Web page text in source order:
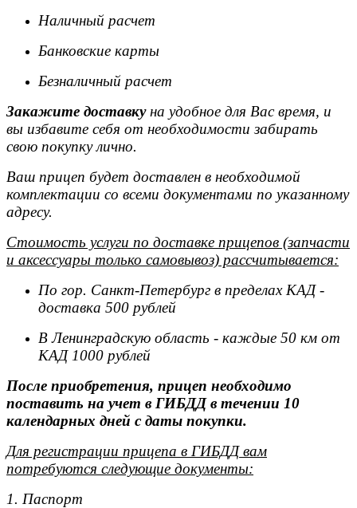
Наличный расчет
Банковские карты
Безналичный расчет
Закажите доставкуна удобное для Вас время, и
вы избавите себя от необходимости забирать
свою покупку лично.
Ваш прицеп будет доставлен в необходимой
комплектации со всеми документами по указанному
адресу.
Стоимость услуги по доставке прицепов (запчасти
и аксессуары только самовывоз) рассчитывается:
По гор. Санкт-Петербург в пределах КАД -
доставка 500 рублей
В Ленинградскую область - каждые 50 км от
КАД 1000 рублей
После приобретения, прицеп необходимо
поставить на учет в ГИБДД в течении 10
календарных дней с даты покупки.
Для регистрации прицепа в ГИБДД вам
потребуются следующие документы:
1. Паспорт